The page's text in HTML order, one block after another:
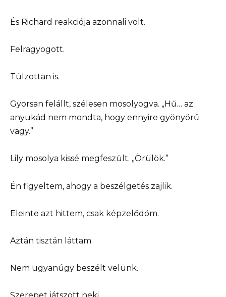
És Richard reakciója azonnali volt.
Felragyogott.
Túlzottan is.
Gyorsan felállt, szélesen mosolyogva. „Hű… az
anyukád nem mondta, hogy ennyire gyönyörű
vagy.”
Lily mosolya kissé megfeszült. „Örülök.”
Én figyeltem, ahogy a beszélgetés zajlik.
Eleinte azt hittem, csak képzelődöm.
Aztán tisztán láttam.
Nem ugyanúgy beszélt velünk.